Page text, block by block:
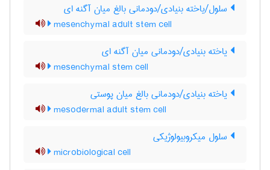
سلول/یاخته بنیادی/دودمانی بالغ میان آگنه ای
mesenchymal adult stem cell
یاخته بنیادی/دودمانی میان آگنه ای
mesenchymal stem cell
یاخته بنیادی/دودمانی بالغ میان پوستی
mesodermal adult stem cell
سلول میکروبیولوژیکی
microbiological cell